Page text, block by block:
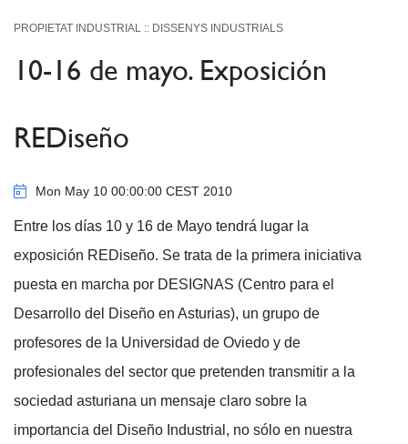
PROPIETAT INDUSTRIAL :: DISSENYS INDUSTRIALS
10-16 de mayo. Exposición
REDiseño
Mon May 10 00:00:00 CEST 2010
Entre los días 10 y 16 de Mayo tendrá lugar la
exposición REDiseño. Se trata de la primera iniciativa
puesta en marcha por DESIGNAS (Centro para el
Desarrollo del Diseño en Asturias), un grupo de
profesores de la Universidad de Oviedo y de
profesionales del sector que pretenden transmitir a la
sociedad asturiana un mensaje claro sobre la
importancia del Diseño Industrial, no sólo en nuestra